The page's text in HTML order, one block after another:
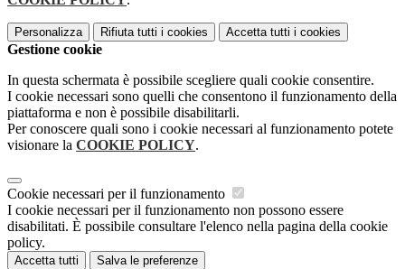
Personalizza Rifiuta tutti i cookies Accetta tutti i cookies
Gestione cookie
In questa schermata è possibile scegliere quali cookie consentire.
I cookie necessari sono quelli che consentono il funzionamento della
piattaforma e non è possibile disabilitarli.
Per conoscere quali sono i cookie necessari al funzionamento potete
visionare la COOKIE POLICY.
Cookie necessari per il funzionamento
I cookie necessari per il funzionamento non possono essere
disabilitati. È possibile consultare l'elenco nella pagina della cookie
policy.
Accetta tutti Salva le preferenze